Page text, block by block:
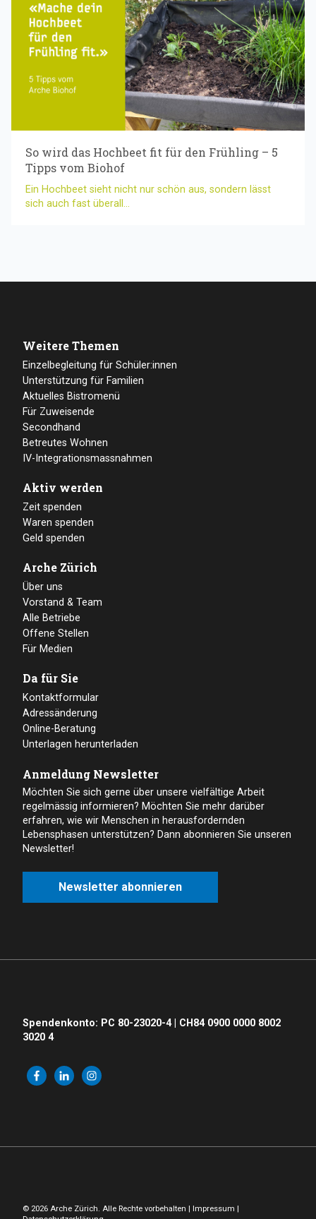
So wird das Hochbeet fit für den Frühling – 5
Tipps vom Biohof
Ein Hochbeet sieht nicht nur schön aus, sondern lässt
sich auch fast überall...
Weitere Themen
Einzelbegleitung für Schüler:innen
Unterstützung für Familien
Aktuelles Bistromenü
Für Zuweisende
Secondhand
Betreutes Wohnen
IV-Integrationsmassnahmen
Aktiv werden
Zeit spenden
Waren spenden
Geld spenden
Arche Zürich
Über uns
Vorstand & Team
Alle Betriebe
Offene Stellen
Für Medien
Da für Sie
Kontaktformular
Adressänderung
Online-Beratung
Unterlagen herunterladen
Anmeldung Newsletter
Möchten Sie sich gerne über unsere vielfältige Arbeit
regelmässig informieren? Möchten Sie mehr darüber
erfahren, wie wir Menschen in herausfordernden
Lebensphasen unterstützen? Dann abonnieren Sie unseren
Newsletter!
Newsletter abonnieren
Spendenkonto: PC 80-23020-4 | CH84 0900 0000 8002
3020 4
© 2026 Arche Zürich. Alle Rechte vorbehalten | Impressum